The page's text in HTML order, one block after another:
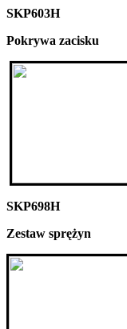
SKP603H
Pokrywa zacisku
SKP698H
Zestaw sprężyn